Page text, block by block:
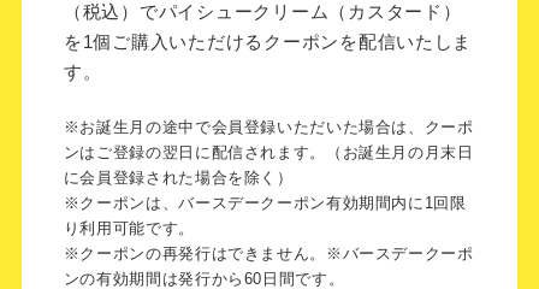
（税込）でパイシュークリーム（カスタード）
を1個ご購入いただけるクーポンを配信いたしま
す。
※お誕生月の途中で会員登録いただいた場合は、クーポ
ンはご登録の翌日に配信されます。（お誕生月の月末日
に会員登録された場合を除く）
※クーポンは、バースデークーポン有効期間内に1回限
り利用可能です。
※クーポンの再発行はできません。※バースデークーポ
ンの有効期間は発行から60日間です。